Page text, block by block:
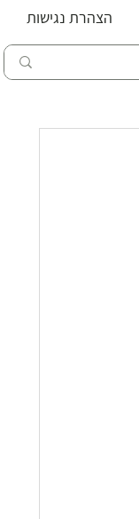
הצהרת נגישות